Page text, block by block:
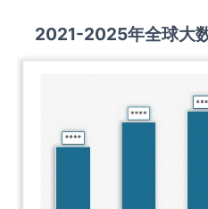
2021-2025年全球大